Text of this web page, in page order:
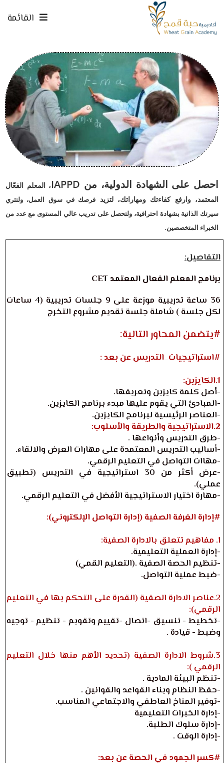
القائمة
احصل على الشهادة الدولية، من IAPPD
، المعلم الفعّال
المعتمد، وارفع كفاءتك ومهاراتك، لتزيد فرصك في سوق العمل، ولتثري
سيرتك الذاتية بشهادة احترافية، ولتحصل على تدريب عالي المستوى مع عدد من
الخبراء المتخصصين.
التفاصيل:
برنامج المعلم الفعال المعتمد CET
36 ساعة تدريبية موزعة على 9 جلسات تدريبية (4 ساعات
لكل جلسة ) شاملة جلسة تقديم مشروع التخرج
#يتضمن المحاور التالية:
#استراتيجيات_التدريس عن بعد :
1.الكايزين:
-أصل كلمة كايزين وتعريفها.
-المبادئ التي يقوم عليها مبدء برنامج الكايزين.
-العناصر الرئيسية لبرنامج الكايزين.
2.الاستراتيجية والطريقة والأسلوب:
-طرق التدريس وأنواعها .
-أساليب التدريس المعتمدة على مهارات العرض والالقاء.
-مهاات التواصل في التعليم الرقمي.
-عرض أكثر من 30 استراتيجية في التدريس (تطبيق
عملي).
-مهارة اختيار الاستراتيجية الأفضل في التعليم الرقمي.
#إدارة الغرفة الصفية (إدارة التواصل الإلكتروني):
1. مفاهيم تتعلق بالادارة الصفية:
-إدارة العملية التعليمية.
-تنظيم الحصة الصفية .(التعليم القمي)
-ضبط عملية التواصل.
2.عناصر الادارة الصفية (القدرة على التحكم بها في التعليم
الرقمي):
-تخطيط - تنسيق -اتصال -تقييم وتقويم - تنظيم - توجيه
وضبط - قيادة .
3.شروط الادارة الصفية (تحديد الأهم منها خلال التعليم
الرقمي ):
-تنظم البيئة المادية .
-حفظ النظام وبناء القواعد والقوانين .
-توفير المناخ العاطفي والاجتماعي المناسب.
-إدارة الخبرات التعليمية
-إدارة سلوك الطلبة.
-إدارة الوقت .
#كسر الجمود في الحصة عن بعد: